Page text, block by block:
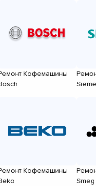
Кофемашины
Кофемашины
Smeg